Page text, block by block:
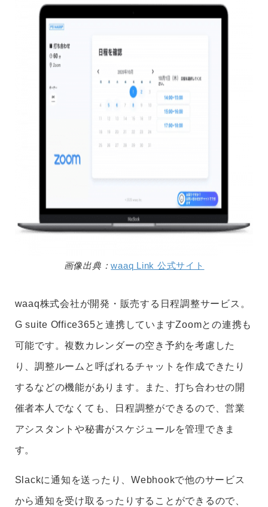
画像出典：waaq Link 公式サイト
waaq株式会社が開発・販売する日程調整サービス。
G suite Office365と連携していますZoomとの連携も
可能です。複数カレンダーの空き予約を考慮した
り、調整ルームと呼ばれるチャットを作成できたり
するなどの機能があります。また、打ち合わせの開
催者本人でなくても、日程調整ができるので、営業
アシスタントや秘書がスケジュールを管理できま
す。
Slackに通知を送ったり、Webhookで他のサービス
から通知を受け取るったりすることができるので、